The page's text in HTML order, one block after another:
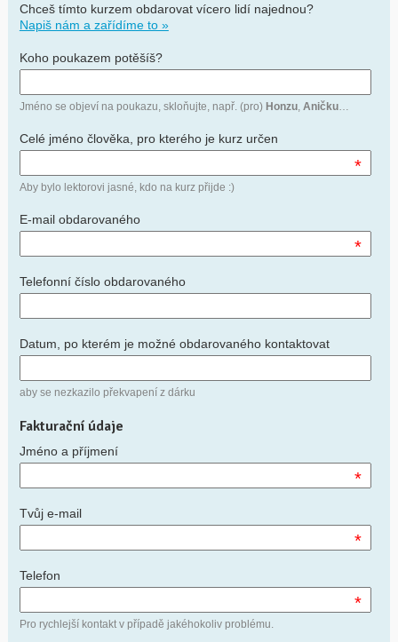
Chceš tímto kurzem obdarovat vícero lidí najednou?
Napiš nám a zařídíme to »
Koho poukazem potěšíš?
Jméno se objeví na poukazu, skloňujte, např. (pro) Honzu, Aničku…
Celé jméno člověka, pro kterého je kurz určen
*
Aby bylo lektorovi jasné, kdo na kurz přijde :)
E-mail obdarovaného
*
Telefonní číslo obdarovaného
Datum, po kterém je možné obdarovaného kontaktovat
aby se nezkazilo překvapení z dárku
Fakturační údaje
Jméno a příjmení
*
Tvůj e-mail
*
Telefon
*
Pro rychlejší kontakt v případě jakéhokoliv problému.